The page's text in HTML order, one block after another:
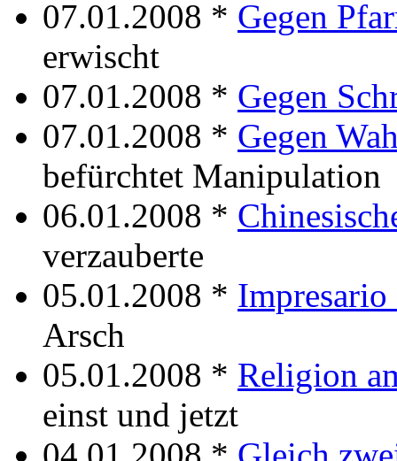
07.01.2008 * Gegen
erwischt
07.01.2008 * Gegen
07.01.2008 * Gegen
befürchtet Manipulation
06.01.2008 *
verzauberte
05.01.2008 * Impresario
Arsch
05.01.2008 * Religion
einst und jetzt